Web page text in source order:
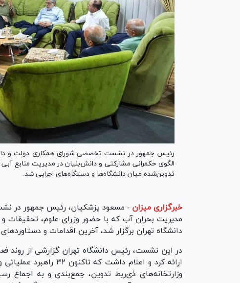
رئیس جمهور در نشست تخصصی شورای همکاری دولت و
الگوی حکمرانی مشارکتی و دانش‌بنیان در مدیریت منابع
تدوین‌شده میان دانشگاه‌ها و دستگاه‌های اجرایی شد.
خبرگزاری میزان - مسعود پزشکیان، رئیس جمهور در
مدیریت بحران آب که با حضور وزرای علوم، تحقیقات و
دانشگاه تهران برگزار شد، آخرین اقدامات و
در این نشست، رئیس دانشگاه تهران گزارشی از روند
ارائه کرد و اعلام داشت
وزارتخانه‌های ذی‌ربط تدوین، جمع‌بندی و به